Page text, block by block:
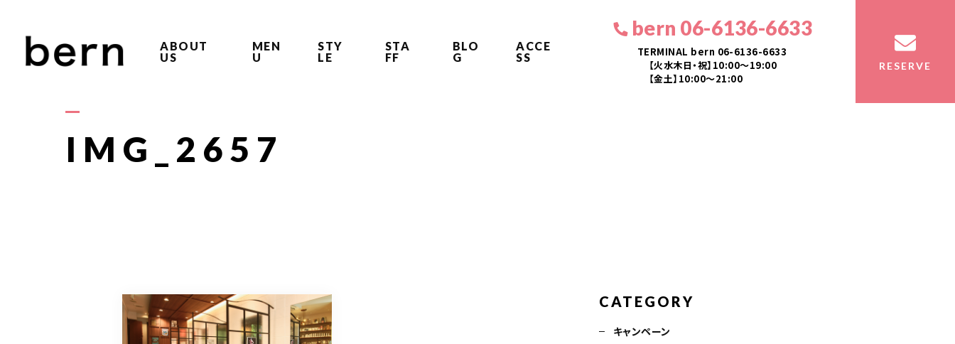
ABOUT
US
MEN
U
STY
LE
STA
FF
BLO
G
ACCE
SS
bern 06-6136-6633
TERMINAL bern 06-6136-6633
【火水木日・祝】10:00～19:00
【金土】10:00〜21:00
RESERVE
IMG_2657
CATEGORY
キャンペーン